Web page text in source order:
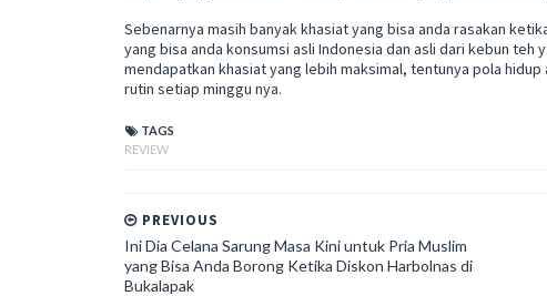
Sebenarnya masih banyak khasiat yang bisa anda rasakan
yang bisa anda konsumsi asli Indonesia dan asli dari kebun teh
mendapatkan khasiat yang lebih maksimal, tentunya pola
rutin setiap minggu nya.
TAGS
REVIEW
PREVIOUS
Ini Dia Celana Sarung Masa Kini untuk Pria Muslim
yang Bisa Anda Borong Ketika Diskon Harbolnas di
Bukalapak